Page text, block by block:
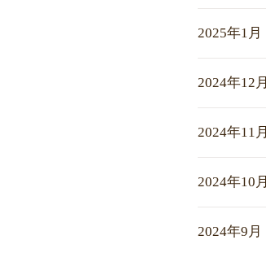
2025年1月
2024年12月
2024年11月
2024年10月
2024年9月